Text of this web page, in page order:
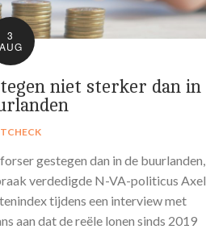
3
AUG
niet sterker dan in
gestegen dan in de buurlanden,
verdedigde N-VA-politicus Axel
tijdens een interview met
aan dat de reële lonen sinds 2019